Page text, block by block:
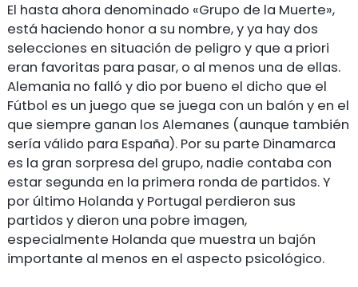
El hasta ahora denominado «Grupo de la Muerte»,
está haciendo honor a su nombre, y ya hay dos
selecciones en situación de peligro y que a priori
eran favoritas para pasar, o al menos una de ellas.
Alemania no falló y dio por bueno el dicho que el
Fútbol es un juego que se juega con un balón y en el
que siempre ganan los Alemanes (aunque también
sería válido para España). Por su parte Dinamarca
es la gran sorpresa del grupo, nadie contaba con
estar segunda en la primera ronda de partidos. Y
por último Holanda y Portugal perdieron sus
partidos y dieron una pobre imagen,
especialmente Holanda que muestra un bajón
importante al menos en el aspecto psicológico.